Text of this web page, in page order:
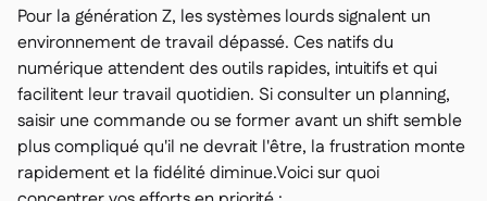
Pour la génération Z, les systèmes lourds signalent un
environnement de travail dépassé. Ces natifs du
numérique attendent des outils rapides, intuitifs et qui
facilitent leur travail quotidien. Si consulter un planning,
saisir une commande ou se former avant un shift semble
plus compliqué qu'il ne devrait l'être, la frustration monte
rapidement et la fidélité diminue.Voici sur quoi